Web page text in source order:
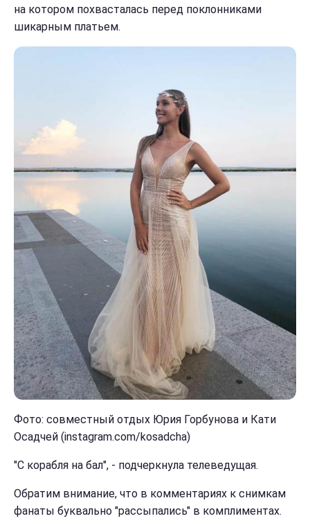
на котором похвасталась перед поклонниками
шикарным платьем.
Фото: совместный отдых Юрия Горбунова и Кати
Осадчей (instagram.com/kosadcha)
"С корабля на бал", - подчеркнула телеведущая.
Обратим внимание, что в комментариях к снимкам
фанаты буквально "рассыпались" в комплиментах.